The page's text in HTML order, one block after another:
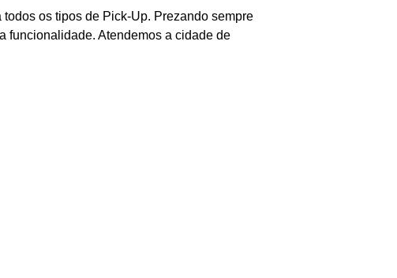
os tipos de Pick-Up. Prezando sempre
funcionalidade. Atendemos a cidade de